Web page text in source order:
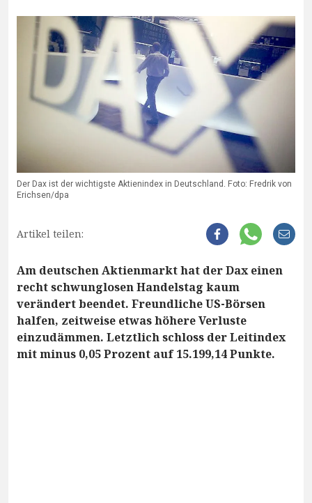
Der Dax ist der wichtigste Aktienindex in Deutschland. Foto: Fredrik von
Erichsen/dpa
Artikel teilen:
Am deutschen Aktienmarkt hat der Dax einen
recht schwunglosen Handelstag kaum
verändert beendet. Freundliche US-Börsen
halfen, zeitweise etwas höhere Verluste
einzudämmen. Letztlich schloss der Leitindex
mit minus 0,05 Prozent auf 15.199,14 Punkte.